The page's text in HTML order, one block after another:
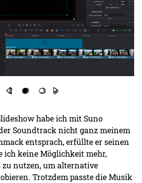
habe ich mit Suno
Soundtrack nicht ganz meinem
entsprach, erfüllte er seinen
ich keine Möglichkeit mehr,
zu nutzen, um alternative
Trotzdem passte die Musik